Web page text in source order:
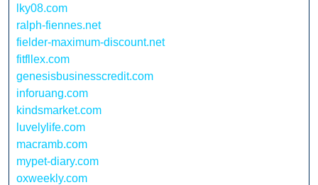
lky08.com
ralph-fiennes.net
fielder-maximum-discount.net
fitfllex.com
genesisbusinesscredit.com
inforuang.com
kindsmarket.com
luvelylife.com
macramb.com
mypet-diary.com
oxweekly.com